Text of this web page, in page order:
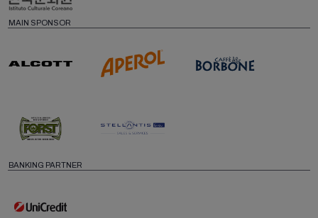
MAIN SPONSOR
BANKING PARTNER